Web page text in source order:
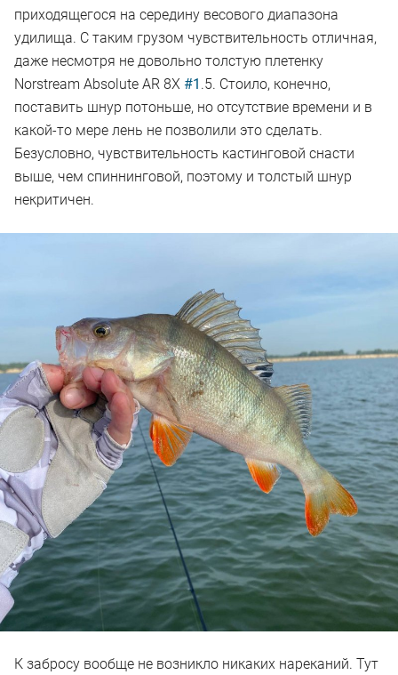
приходящегося на середину весового диапазона
удилища. С таким грузом чувствительность отличная,
даже несмотря не довольно толстую плетенку
Norstream Absolute AR 8X #1 .5. Стоило, конечно,
поставить шнур потоньше, но отсутствие времени и в
какой-то мере лень не позволили это сделать.
Безусловно, чувствительность кастинговой снасти
выше, чем спиннинговой, поэтому и толстый шнур
некритичен.
К забросу вообще не возникло никаких нареканий. Тут